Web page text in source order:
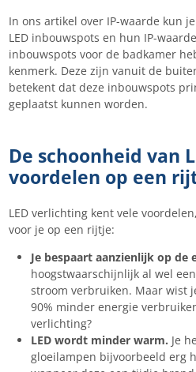
In ons artikel over IP-waarde kun
LED inbouwspots en hun IP-
inbouwspots voor de badkamer
kenmerk. Deze zijn vanuit de
betekent dat deze inbouwspots
geplaatst kunnen worden.
De schoonheid van
voordelen op een
LED verlichting kent vele
voor je op een rijtje:
Je bespaart aanzienlijk op de
hoogstwaarschijnlijk al wel
stroom verbruiken. Maar wist
90% minder energie
verlichting?
LED wordt minder warm. Je
gloeilampen bijvoorbeeld erg